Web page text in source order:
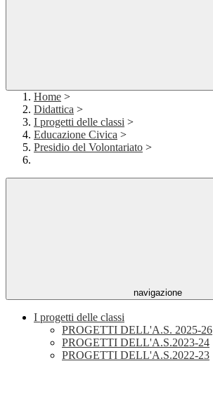
Home >
Didattica >
I progetti delle classi >
Educazione Civica >
Presidio del Volontariato >
navigazione
I progetti delle classi
PROGETTI DELL'A.S. 2025-26
PROGETTI DELL'A.S.2023-24
PROGETTI DELL'A.S.2022-23